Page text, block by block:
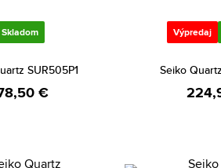
Skladom
SUR505P1
€
Výpredaj
Seiko